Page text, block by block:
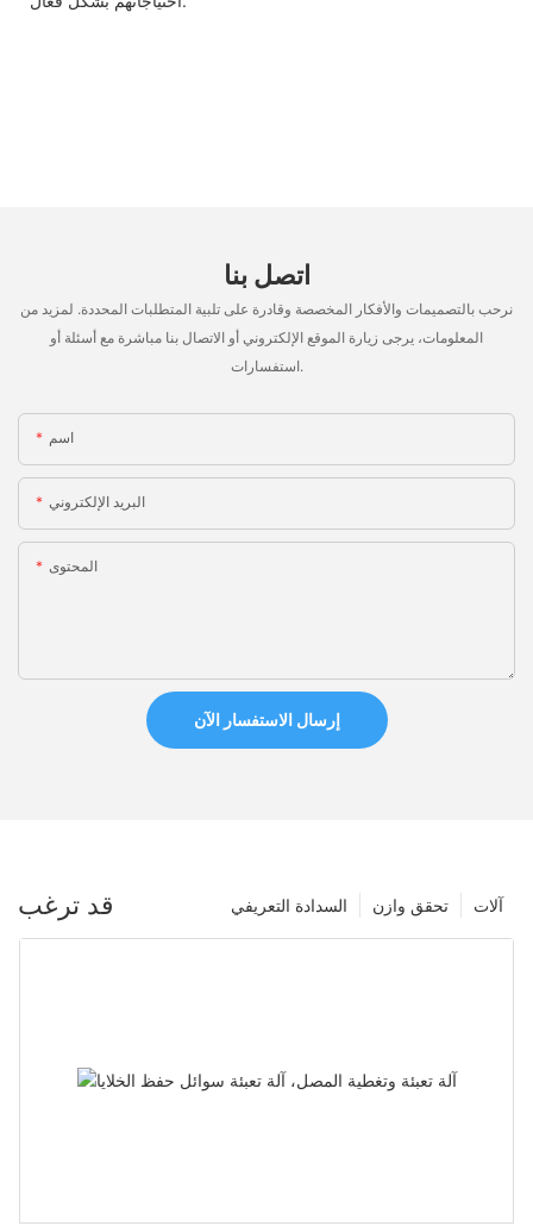
اتصل بنا
نرحب بالتصميمات والأفكار المخصصة وقادرة على تلبية المتطلبات المحددة. لمزيد من
المعلومات، يرجى زيارة الموقع الإلكتروني أو الاتصال بنا مباشرة مع أسئلة أو
استفسارات.
اسم
البريد الإلكتروني
المحتوى
إرسال الاستفسار الآن
قد ترغب آلات تحقق وازن السدادة التعريفي